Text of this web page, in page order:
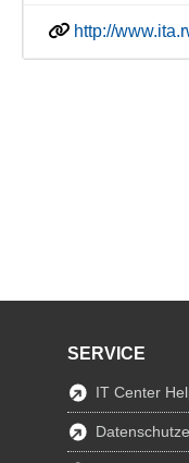
http://
SERVICE
IT Center